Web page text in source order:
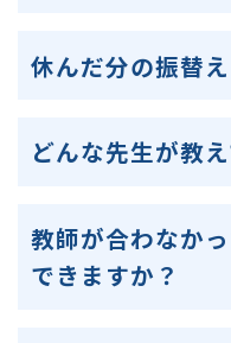
休んだ分の振替
どんな先生が教
教師が合わなか
できますか？